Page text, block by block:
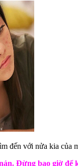
đến với nửa kia của
Đừng bao giờ để